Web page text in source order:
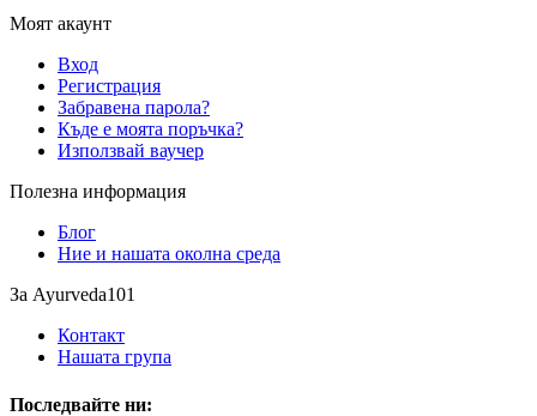
Моят акаунт
Вход
Регистрация
Забравена парола?
Къде е моята поръчка?
Използвай ваучер
Полезна информация
Блог
Ние и нашата околна среда
За Ayurveda101
Контакт
Нашата група
Последвайте ни: